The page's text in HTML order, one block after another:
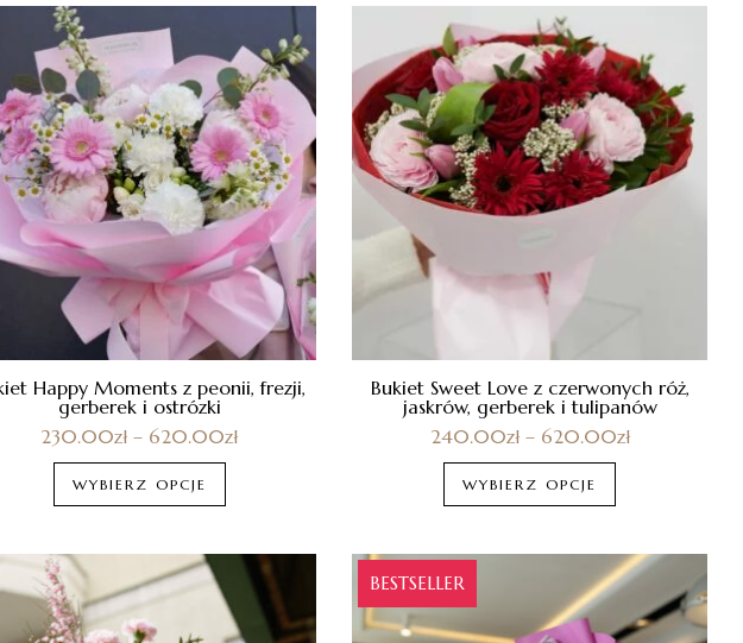
Happy Moments z peonii, frezji,
gerberek i ostrózki
230.00zł – 620.00zł
WYBIERZ OPCJE
Bukiet Sweet Love z czerwonych róż,
jaskrów, gerberek i tulipanów
240.00zł– 620.00zł
WYBIERZ OPCJE
BESTSELLER